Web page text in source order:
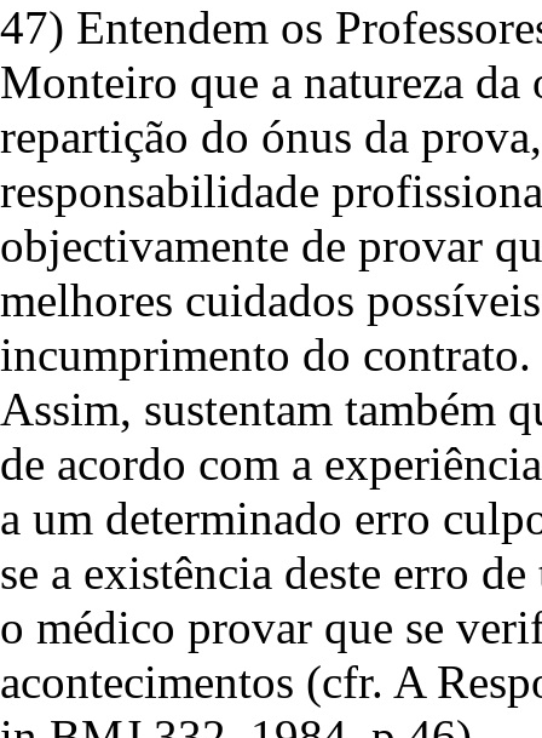
47) Entendem os
Monteiro que a natureza
repartição do ónus da
responsabilidade
objectivamente de provar
melhores cuidados
incumprimento do contrato.
Assim, sustentam também
de acordo com a
a um determinado erro
se a existência deste erro
o médico provar que se
acontecimentos (cfr. A